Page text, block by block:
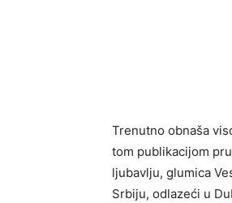
Trenutno obnaša
tom publikacijom
ljubavlju, glumica
Srbiju, odlazeći u